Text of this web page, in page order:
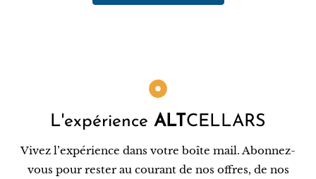
L'expérience ALT CELLARS
Vivez l’expérience dans votre boîte mail. Abonnez-
vous pour rester au courant de nos offres, de nos